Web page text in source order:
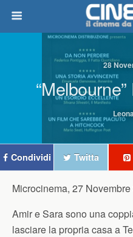
28
Condividi Twitta
Microcinema, 27
Amir e Sara sono una
lasciare la propria casa a